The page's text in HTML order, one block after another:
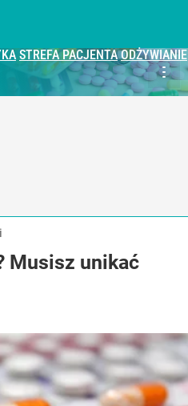
STREFA PACJENTA ODŻYWIANIE
Musisz unikać